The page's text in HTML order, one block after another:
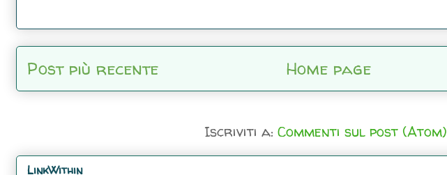
Post più recente Home page
Iscriviti a: Commenti sul post (Atom)
LinkWithin